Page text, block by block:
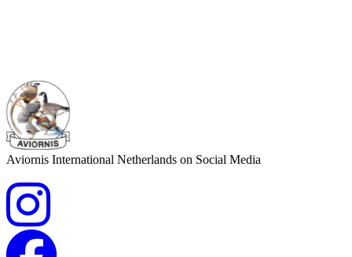
Aviornis International Netherlands on Social Media